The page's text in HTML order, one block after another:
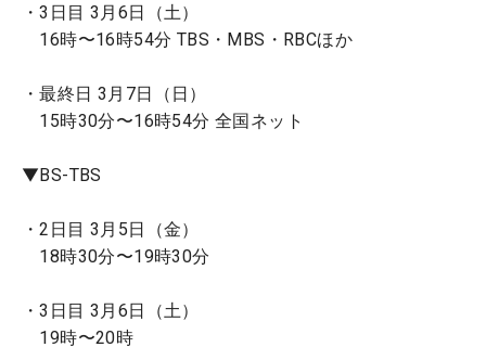
・3日目 3月6日（土）
16時〜16時54分 TBS・MBS・RBCほか
・最終日 3月7日（日）
15時30分〜16時54分 全国ネット
▼BS-TBS
・2日目 3月5日（金）
18時30分〜19時30分
・3日目 3月6日（土）
19時〜20時